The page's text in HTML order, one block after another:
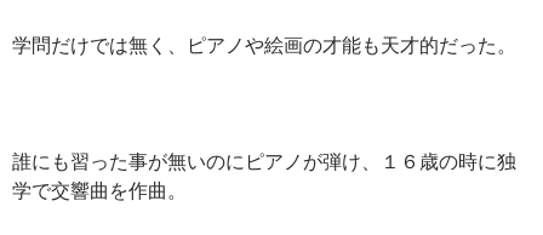
学問だけでは無く、ピアノや絵画の才能も天才的だった。
誰にも習った事が無いのにピアノが弾け、１６歳の時に独
学で交響曲を作曲。